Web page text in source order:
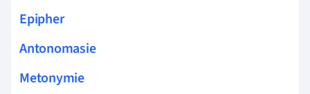
Epipher
Antonomasie
Metonymie